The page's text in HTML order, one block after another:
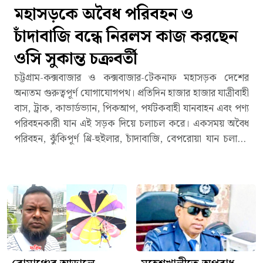
মহাসড়কে অবৈধ পরিবহন ও
চাঁদাবাজি বন্ধে নিরলস কাজ করছেন
ওসি সুকান্ত চক্রবর্তী
চট্টগ্রাম-কক্সবাজার ও কক্সবাজার-টেকনাফ মহাসড়ক দেশের
অন্যতম গুরুত্বপূর্ণ যোগাযোগপথ। প্রতিদিন হাজার হাজার যাত্রীবাহী
বাস, ট্রাক, কাভার্ডভ্যান, পিকআপ, পর্যটকবাহী যানবাহন এবং পণ্য
পরিবহনকারী যান এই সড়ক দিয়ে চলাচল করে। একসময় অবৈধ
পরিবহন, ঝুঁকিপূর্ণ থ্রি-হুইলার, চাঁদাবাজি, বেপরোয়া যান চলাচল
নিয়েছে রামু ক্রসিং হাইওয়ে থানা।থানার ভারপ্রাপ্ত কর্মকর্তা (ওসি)
সুকান্ত চক্রবর্তীর নেতৃত্বে পরিচালিত ধারাবাহিক অভিযান, নিয়মিত
টহল, চেকপোস্ট এবং আইন প্রয়োগের কারণে মহাসড়কে শৃঙ্খলা
ফিরতে শুরু করেছে বলে জানিয়েছেন পরিবহনসংশ্লিষ্ট ব্যক্তি,
চালক ও স্থানীয়রা। আগের তুলনায় মহাসড়কে আইন প্রয়োগের